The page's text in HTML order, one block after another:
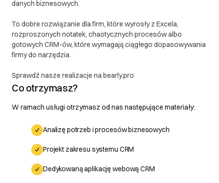
danych biznesowych.
To dobre rozwiązanie dla firm, które wyrosły z Excela,
rozproszonych notatek, chaotycznych procesów albo
gotowych CRM-ów, które wymagają ciągłego dopasowywania
firmy do narzędzia.
Sprawdź nasze realizacje na bearly.pro
Co otrzymasz?
W ramach usługi otrzymasz od nas następujące materiały:
Analizę potrzeb i procesów biznesowych
Projekt zakresu systemu CRM
Dedykowaną aplikację webową CRM